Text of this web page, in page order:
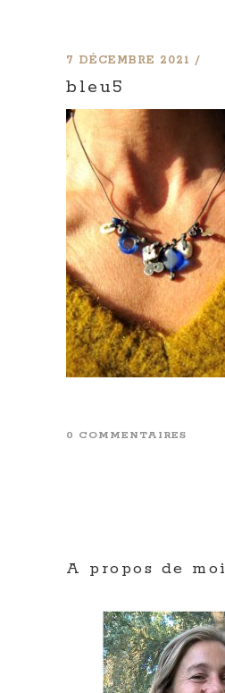
7 DÉCEMBRE 2021
bleu5
0 COMMENTAIRES
A propos de moi